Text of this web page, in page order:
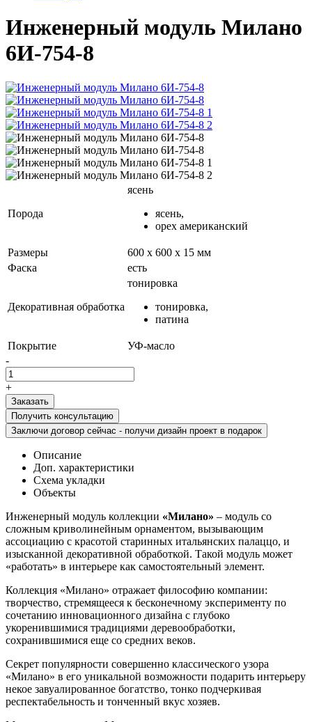
Инженерный модуль Милано
6И-754-8
Порода
ясень
ясень,
орех американский
Размеры
600 х 600 х 15 мм
Фаска
есть
Декоративная обработка
тонировка
тонировка,
патина
Покрытие
УФ-масло
-
+
Получить консультацию
Заключи договор сейчас - получи дизайн проект в подарок
Описание
Доп. характеристики
Схема укладки
Объекты
Инженерный модуль коллекции «Милано» – модуль со
сложным криволинейным орнаментом, вызывающим
ассоциацию с красотой старинных итальянских палаццо, и
изысканной декоративной обработкой. Такой модуль может
«работать» в интерьере как самостоятельный элемент.
Коллекция «Милано» отражает философию компании:
творчество, стремящееся к бесконечному эксперименту по
сочетанию инновационного дизайна с глубоко
укоренившимися традициями деревообработки,
сохранившимися еще со средних веков.
Секрет популярности совершенно классического узора
«Милано» в его уникальной возможности подарить интерьеру
некое завуалированное богатство, тонко подчеркивая
респектабельность и тонченный вкус хозяев.